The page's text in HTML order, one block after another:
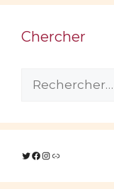
Chercher
Twitter
Facebook
Instagram
Lien